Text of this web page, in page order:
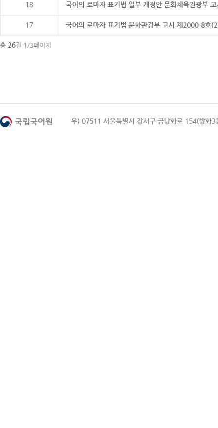
18 국어의 로마자 표기법 일부 개정안 문화체육관광부
17 국어의 로마자 표기법 문화관광부 고시 제2000-8호
총 26건 1/3페이지
우) 07511 서울특별시 강서구 금낭화로 154(방화3